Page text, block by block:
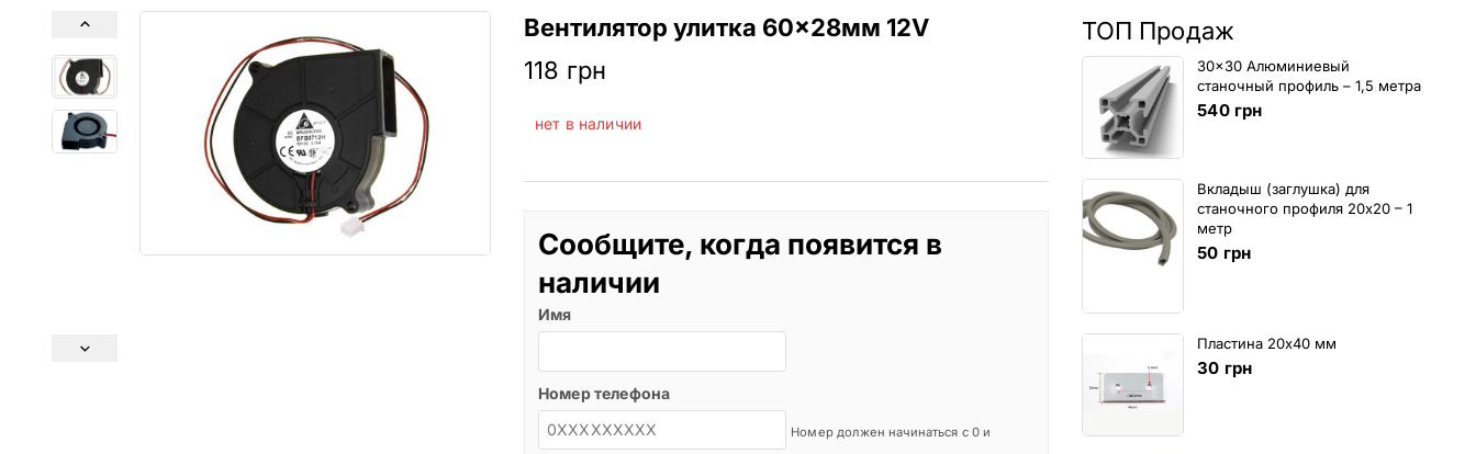
ТОП Продаж
30x30 Алюминиевый
станочный профиль – 1,5 метра
540 грн
Вкладыш (заглушка) для
станочного профиля 20х20 – 1
метр
50 грн
Пластина 20х40 мм
30 грн
Вентилятор улитка 60×28мм 12V
118 грн
нет в наличии
Сообщите, когда появится в
наличии
Имя
Номер телефона
Номер должен начинаться с 0 и